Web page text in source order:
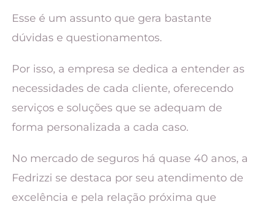
Esse é um assunto que gera bastante
dúvidas e questionamentos.
Por isso, a empresa se dedica a entender as
necessidades de cada cliente, oferecendo
serviços e soluções que se adequam de
forma personalizada a cada caso.
No mercado de seguros há quase 40 anos, a
Fedrizzi se destaca por seu atendimento de
excelência e pela relação próxima que